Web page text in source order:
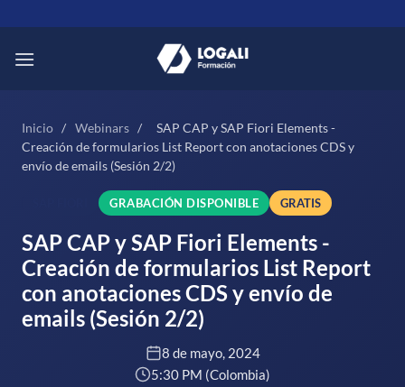
al
contenido
Inicio / Webinars /
SAP CAP y SAP Fiori Elements -
Creación de formularios List Report con anotaciones CDS y
envío de emails (Sesión 2/2)
GRABACIÓN DISPONIBLE GRATIS
SAP CAP y SAP Fiori Elements -
Creación de formularios List Report
con anotaciones CDS y envío de
emails (Sesión 2/2)
8 de mayo, 2024
5:30 PM (Colombia)